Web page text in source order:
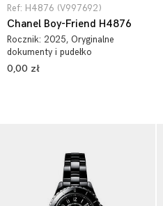
Ref: H4876 (V997692)
Chanel Boy-Friend H4876
Rocznik: 2025, Oryginalne
dokumenty i pudełko
0,00 zł